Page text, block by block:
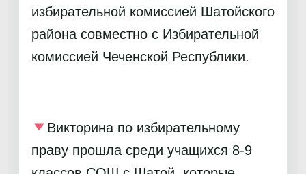
избирательной комиссией Шатойского
района совместно с Избирательной
комиссией Чеченской Республики.
Викторина по избирательному
праву прошла среди учащихся 8-9